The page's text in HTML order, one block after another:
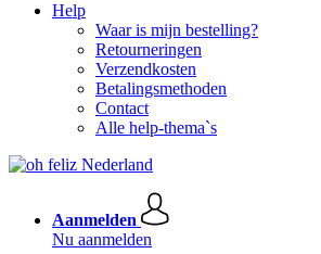
Help
Waar is mijn bestelling?
Retourneringen
Verzendkosten
Betalingsmethoden
Contact
Alle help-thema`s
Aanmelden
Nu aanmelden